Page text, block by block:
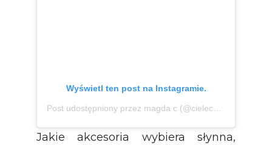
Wyświetl ten post na Instagramie.
Post udostępniony przez magda c (@cielecka_magda.official)
Jakie akcesoria wybiera słynna,